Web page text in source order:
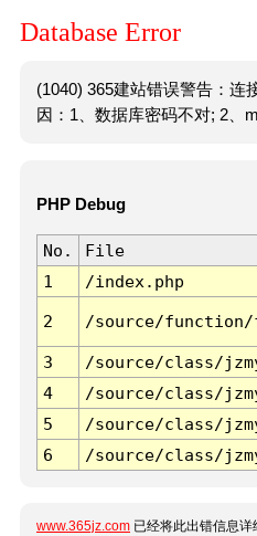
Database Error
(1040) 365建站错误警告：连
因：1、数据库密码不对; 2、
PHP Debug
No. File
1
/index.php
2 /source/function/
3 /source/class/
4
/source/class/
5
/source/class/
6
/source/class/
www.365jz.com 已经将此出错信息